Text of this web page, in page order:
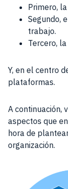
Primero,
Segundo,
trabajo.
Tercero,
Y, en el centro
plataformas.
A continuación,
aspectos que
hora de
organización.